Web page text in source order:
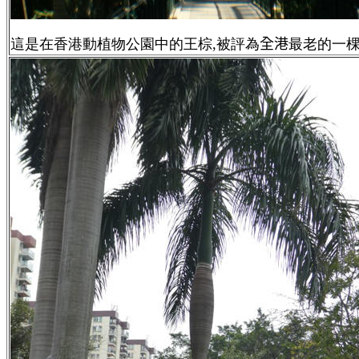
這是在香港動植物公園中的王棕,被評為全港最老的一